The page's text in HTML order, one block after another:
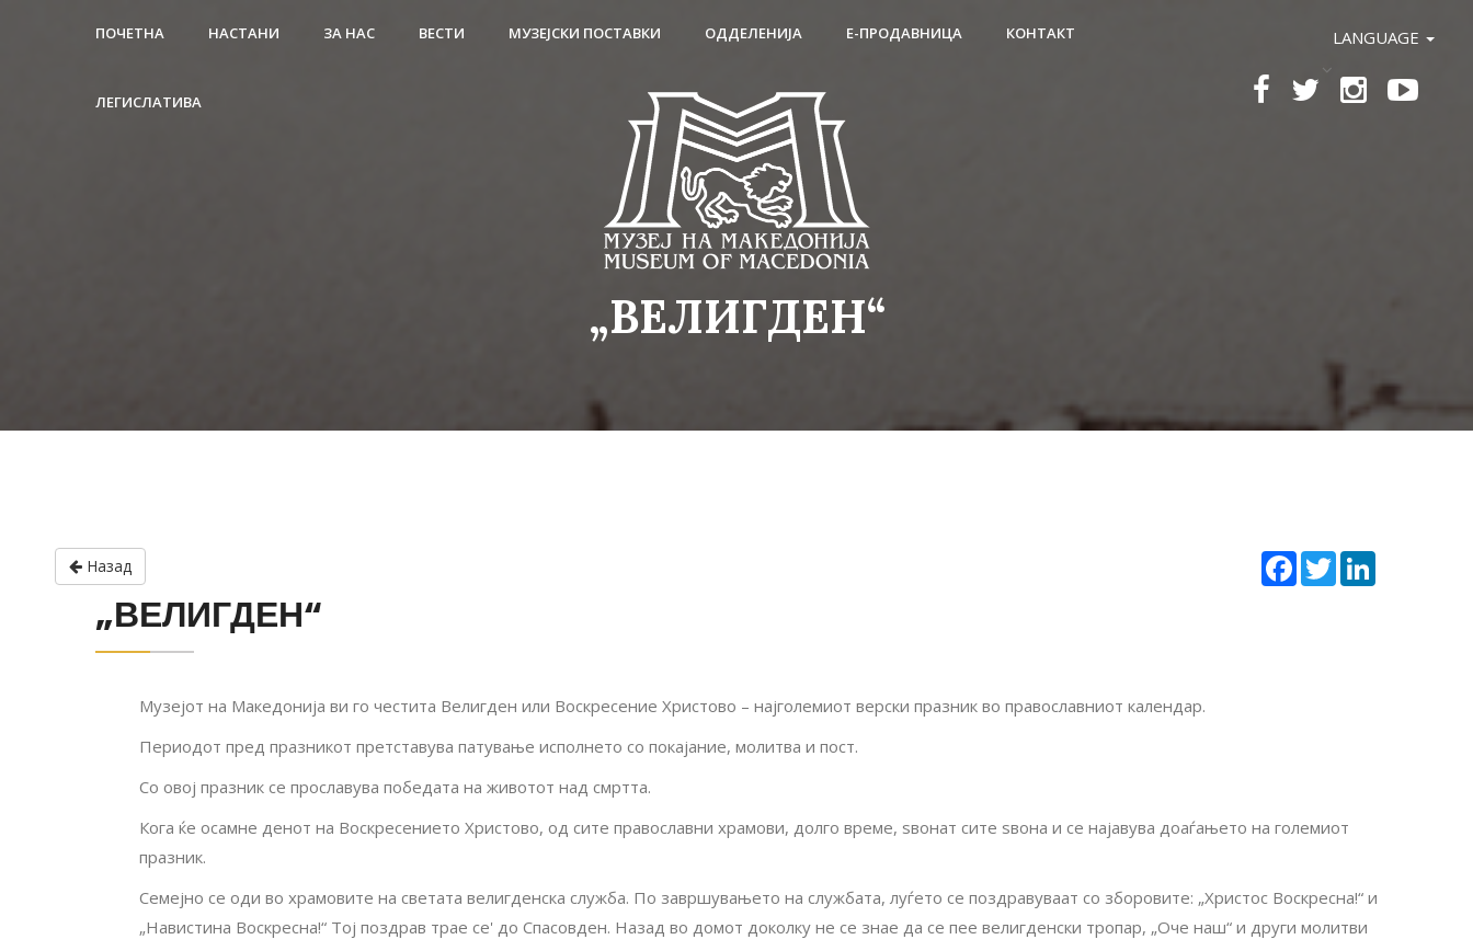
Назад
LANGUAGE
ПОЧЕТНА НАСТАНИ ЗА НАС ВЕСТИ МУЗЕЈСКИ ПОСТАВКИ ОДДЕЛЕНИЈА Е-ПРОДАВНИЦА КОНТАКТ
ЛЕГИСЛАТИВА
„ВЕЛИГДЕН“
Facebook
Twitter
„ВЕЛИГДЕН“
Музејот на Македонија ви го честита Велигден или Воскресение Христово – најголемиот верски празник во православниот календар.
Периодот пред празникот претставува патување исполнето со покајание, молитва и пост.
Со овој празник се прославува победата на животот над смртта.
Кога ќе осамне денот на Воскресението Христово, од сите православни храмови, долго време, ѕвонат сите ѕвона и се најавува доаѓањето на големиот
празник.
Семејно се оди во храмовите на светата велигденска служба. По завршувањето на службата, луѓето се поздравуваат со зборовите: „Христос Воскресна!“ и
„Навистина Воскресна!“ Тој поздрав трае се' до Спасовден. Назад во домот доколку не се знае да се пее велигденски тропар, „Оче наш“ и други молитви